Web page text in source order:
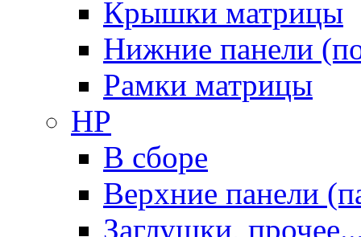
Крышки матрицы
Нижние панели
Рамки матрицы
HP
В сборе
Верхние панели
Заглушки,